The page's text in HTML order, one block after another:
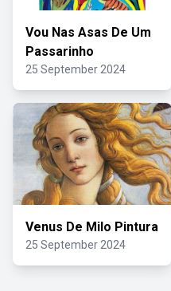
Vou Nas Asas De Um
Passarinho
25 September 2024
Venus De Milo Pintura
25 September 2024